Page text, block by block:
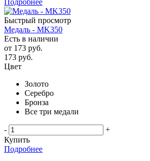
Быстрый просмотр
Медаль - MK350
Есть в наличии
от 173 руб.
173 руб.
Цвет
Золото
Серебро
Бронза
Все три медали
-
+
Купить
Подробнее